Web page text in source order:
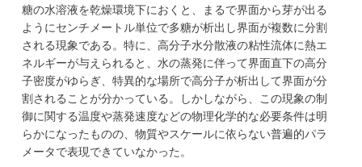
糖の水溶液を乾燥環境下におくと、まるで界面から芽が出る
ようにセンチメートル単位で多糖が析出し界面が複数に分割
される現象である。特に、高分子水分散液の粘性流体に熱エ
ネルギーが与えられると、水の蒸発に伴って界面直下の高分
子密度がゆらぎ、特異的な場所で高分子が析出して界面が分
割されることが分かっている。しかしながら、この現象の制
御に関する温度や蒸発速度などの物理化学的な必要条件は明
らかになったものの、物質やスケールに依らない普遍的パラ
メータで表現できていなかった。